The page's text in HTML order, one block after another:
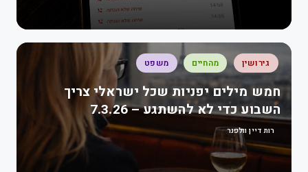
גירושין מהחיים משפט
חמש מילים יפניות שכל ישראלי צריך
השבוע כדי לא להשתגע – 7.3.26
רות דיין וולפנר